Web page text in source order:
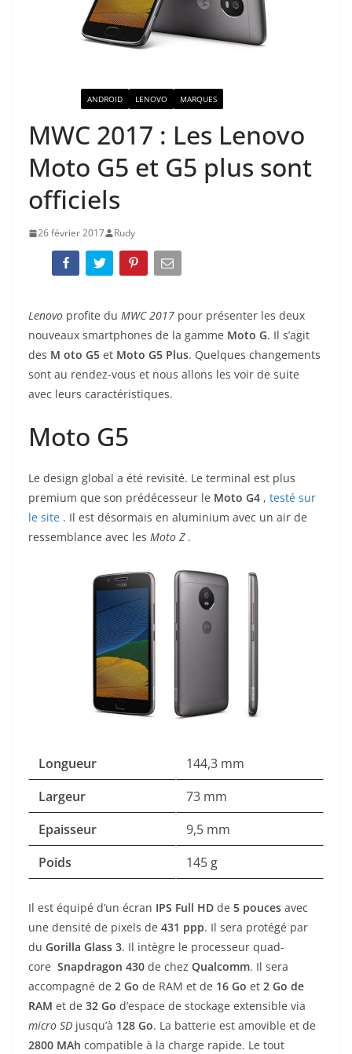
ANDROID LENOVO MARQUES
MWC 2017 : Les Lenovo
Moto G5 et G5 plus sont
officiels
26 février 2017 Rudy
Lenovo profite du MWC 2017 pour présenter les deux
nouveaux smartphones de la gamme Moto G. Il s’agit
des M oto G5 et Moto G5 Plus. Quelques changements
sont au rendez-vous et nous allons les voir de suite
avec leurs caractéristiques.
Moto G5
Le design global a été revisité. Le terminal est plus
premium que son prédécesseur le Moto G4 , testé sur
le site . Il est désormais en aluminium avec un air de
ressemblance avec les Moto Z .
Longueur
144,3 mm
Largeur
73 mm
Epaisseur
9,5 mm
Poids
145 g
Il est équipé d’un écran IPS Full HD de 5 pouces avec
une densité de pixels de 431 ppp. Il sera protégé par
du Gorilla Glass 3. Il intègre le processeur quad-
core Snapdragon 430 de chez Qualcomm. Il sera
accompagné de 2 Go de RAM et de 16 Go et 2 Go de
RAM et de 32 Go d’espace de stockage extensible via
micro SD jusqu’à 128 Go. La batterie est amovible et de
2800 MAh compatible à la charge rapide. Le tout